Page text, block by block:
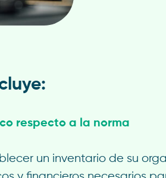
respecto a la norma
un inventario de su